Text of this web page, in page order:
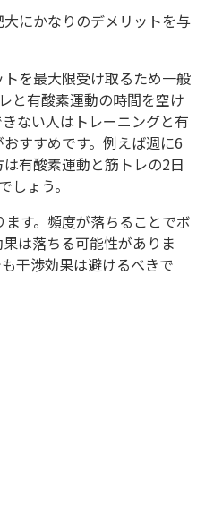
にかなりのデメリットを与
を最大限受け取るため一般
と有酸素運動の時間を空け
ない人はトレーニングと有
すすめです。例えば週に6
有酸素運動と筋トレの2日
しょう。
す。頻度が落ちることでボ
は落ちる可能性がありま
干渉効果は避けるべきで